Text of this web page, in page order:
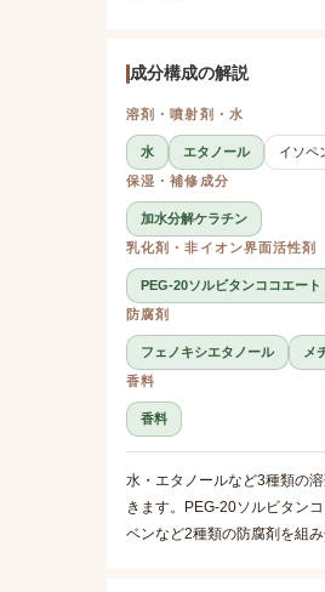
成分構成の解説
溶剤・噴射剤・水
水 エタノール
イソペ
保湿・補修成分
加水分解ケラチン
乳化剤・非イオン界面活性剤
PEG-20ソルビタンココエート
防腐剤
フェノキシエタノール
メ
香料
香料
水・エタノールなど3種類の
きます。PEG-20ソルビタン
ベンなど2種類の防腐剤を組